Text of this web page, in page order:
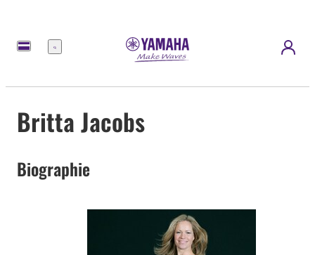
Menü
Britta Jacobs
Biographie